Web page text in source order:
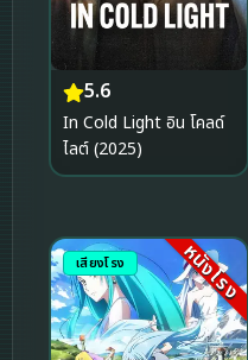
5.6
In Cold Light อิน โคลด์
ไลต์ (2025)
เสียงโรง หนังโรง